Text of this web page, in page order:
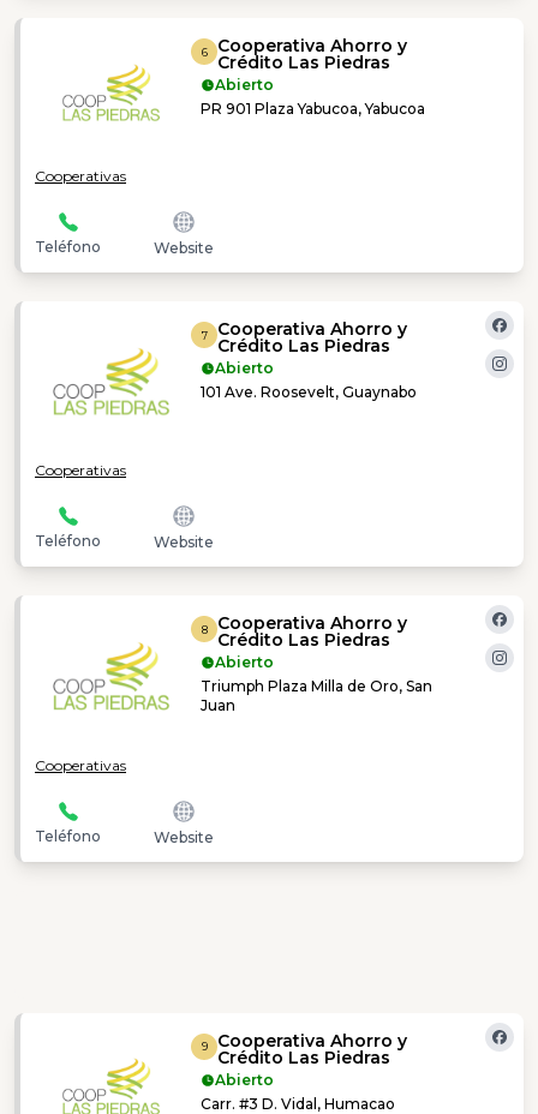
6 Cooperativa Ahorro y
Crédito Las Piedras
Abierto
PR 901 Plaza Yabucoa, Yabucoa
Cooperativas
Teléfono Website
7 Cooperativa Ahorro y
Crédito Las Piedras
Abierto
101 Ave. Roosevelt, Guaynabo
Cooperativas
Teléfono Website
8 Cooperativa Ahorro y
Crédito Las Piedras
Abierto
Triumph Plaza Milla de Oro, San
Juan
Cooperativas
Teléfono Website
9 Cooperativa Ahorro y
Crédito Las Piedras
Abierto
Carr. #3 D. Vidal, Humacao